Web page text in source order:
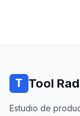
Tool
Estudio de